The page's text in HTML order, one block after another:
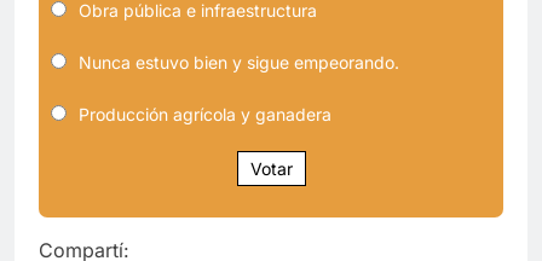
Obra pública e infraestructura
Nunca estuvo bien y sigue empeorando.
Producción agrícola y ganadera
Votar
Compartí: